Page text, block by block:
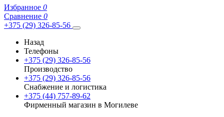
Избранное 0
Сравнение 0
+375 (29) 326-85-56
Назад
Телефоны
+375 (29) 326-85-56
Производство
+375 (29) 326-85-56
Снабжение и логистика
+375 (44) 757-89-62
Фирменный магазин в Могилеве